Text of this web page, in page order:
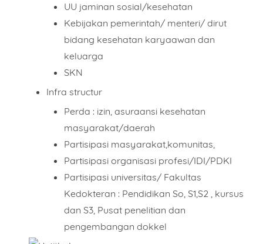
UU jaminan sosial/kesehatan
Kebijakan pemerintah/ menteri/ dirut
bidang kesehatan karyaawan dan
keluarga
SKN
Infra structur
Perda : izin, asuraansi kesehatan
masyarakat/daerah
Partisipasi masyarakat,komunitas,
Partisipasi organisasi profesi/IDI/PDKI
Partisipasi universitas/ Fakultas
Kedokteran : Pendidikan So, S1,S2 , kursus
dan S3, Pusat penelitian dan
pengembangan dokkel